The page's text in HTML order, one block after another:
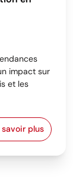
impact sur
et les
savoir plus
5 tendances